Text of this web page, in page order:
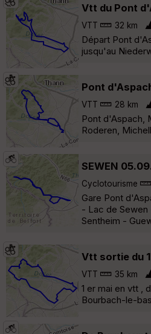
Vtt du Pont
VTT 32 km
Départ Pont
jusqu'au
Pont
VTT 28 km
Pont d'Aspach,
Roderen,
SEWEN
Cyclotourisme
Gare Pont
- Lac de
Sentheim -
Vtt sortie du
VTT 35 km
1 er mai en vtt ,
Bourbach-le-